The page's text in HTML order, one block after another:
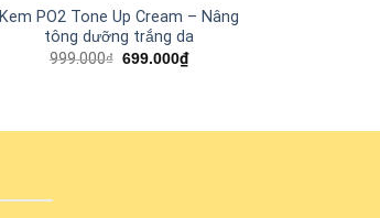
Kem PO2 Tone Up Cream – Nâng
tông dưỡng trắng da
999.000₫ 699.000₫